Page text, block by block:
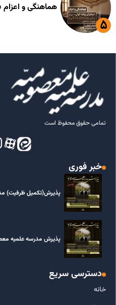
هماهنگی و
تمامی حقوق محفوظ است
خبر فوری
پذیرش(تکمیل ظرفیت)
پذیرش مدرسه علمیه
دسترسی سریع
خانه